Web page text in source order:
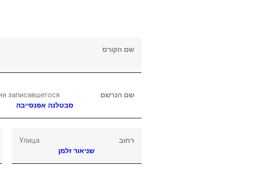
שם הקורס
записавшегося
שם הנרשם
סבטלנה אפנסייבה
Улица
רחוב
שניאור זלמן